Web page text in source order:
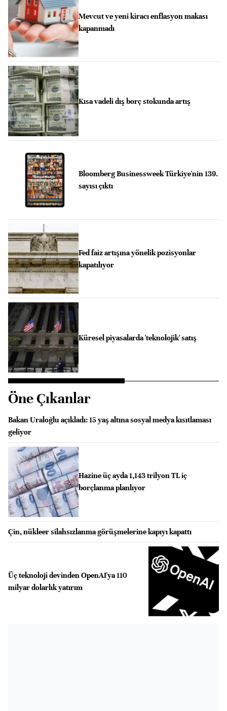
Mevcut ve yeni kiracı enflasyon makası
kapanmadı
Kısa vadeli dış borç stokunda artış
Bloomberg Businessweek Türkiye'nin 139.
sayısı çıktı
Fed faiz artışına yönelik pozisyonlar
kapatılıyor
Küresel piyasalarda 'teknolojik' satış
Öne Çıkanlar
Bakan Uraloğlu açıkladı: 15 yaş altına sosyal medya kısıtlaması
geliyor
Hazine üç ayda 1,143 trilyon TL iç
borçlanma planlıyor
Çin, nükleer silahsızlanma görüşmelerine kapıyı kapattı
Üç teknoloji devinden OpenAI'ya 110
milyar dolarlık yatırım